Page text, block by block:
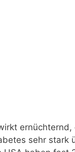
ernüchternd,
sehr stark